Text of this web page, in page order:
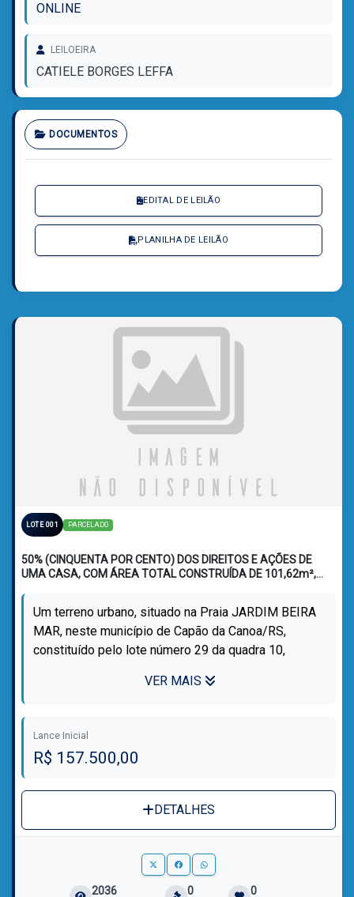
ONLINE
LEILOEIRA
CATIELE BORGES LEFFA
DOCUMENTOS
EDITAL DE LEILÃO
PLANILHA DE LEILÃO
LOTE 001 PARCELADO
50% (CINQUENTA POR CENTO) DOS DIREITOS E AÇÕES DE
UMA CASA, COM ÁREA TOTAL CONSTRUÍDA DE 101,62m²,
Um terreno urbano, situado na Praia JARDIM BEIRA
MAR, neste município de Capão da Canoa/RS,
constituído pelo lote número 29 da quadra 10,
VER MAIS
Lance Inicial
R$ 157.500,00
DETALHES
2036 0 0